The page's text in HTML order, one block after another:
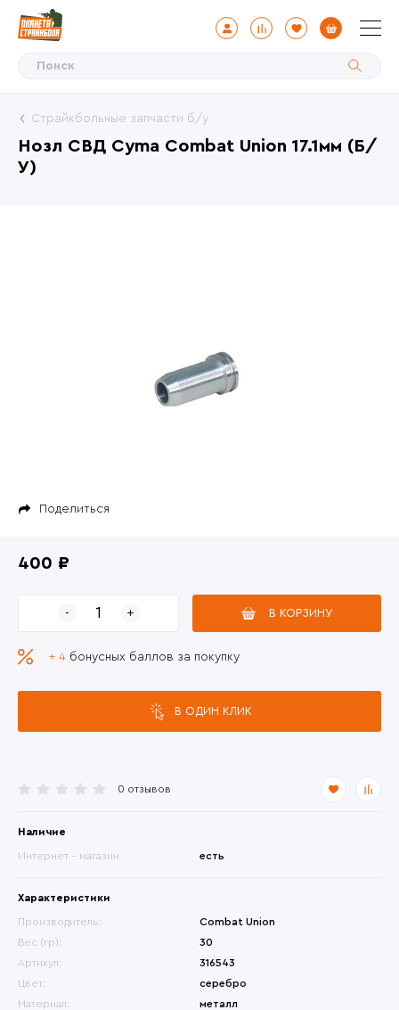
Нозл СВД Cyma Combat Union 17.1мм (Б/
У)
Страйкбольные запчасти б/у
Поделиться
0 отзывов
Наличие
Интернет - магазин есть
Характеристики
Производитель:
Combat Union
Вес (гр):
30
Артикул:
316543
Цвет:
серебро
Материал:
металл
400 ₽
В КОРЗИНУ
+ 4 бонусных баллов за покупку
В ОДИН КЛИК